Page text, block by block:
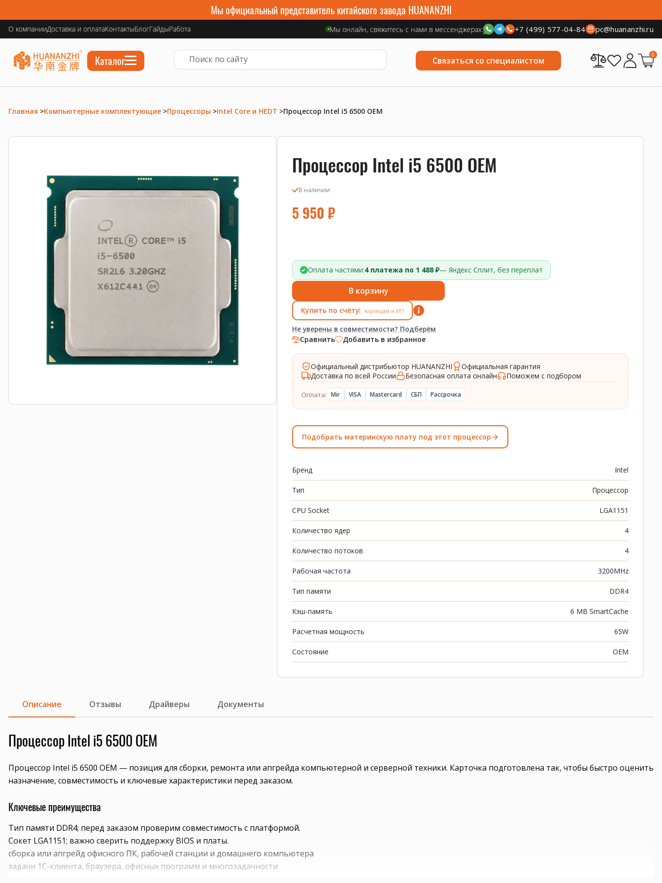
Мы официальный представитель китайского завода HUANANZHI
О компанииДоставка и оплатаКонтактыБлогГайдыРабота Мы онлайн, свяжитесь с нами в мессенджерах: +7 (499) 577-04-84 pc@huananzhi.ru
Каталог Связаться со специалистом
0
Главная >Компьютерные комплектующие >Процессоры >Intel Core и HEDT >Процессор Intel i5 6500 OEM
Процессор Intel i5 6500 OEM
В наличии
5 950₽
Оплата частями:4 платежа по 1 488 ₽— Яндекс Сплит, без переплат
В корзину
Купить по счёту юрлицам и ИП
Не уверены в совместимости? Подберём
Сравнить Добавить в избранное
Официальный дистрибьютор HUANANZHI
Официальная гарантия
Доставка по всей России
Безопасная оплата онлайн Поможем с подбором
Оплата: Mir VISA Mastercard СБП Рассрочка
Подобрать материнскую плату под этот процессор
Бренд Intel
Тип Процессор
CPU Socket LGA1151
Количество ядер 4
Количество потоков 4
Рабочая частота 3200MHz
Тип памяти DDR4
Кэш-память 6 MB SmartCache
Расчетная мощность 65W
Состояние OEM
Описание Отзывы Драйверы Документы
Процессор Intel i5 6500 OEM
Процессор Intel i5 6500 OEM — позиция для сборки, ремонта или апгрейда компьютерной и серверной техники. Карточка подготовлена так, чтобы быстро оценить
назначение, совместимость и ключевые характеристики перед заказом.
Ключевые преимущества
Тип памяти DDR4; перед заказом проверим совместимость с платформой.
Сокет LGA1151; важно сверить поддержку BIOS и платы.
сборка или апгрейд офисного ПК, рабочей станции и домашнего компьютера
задачи 1С-клиента, браузера, офисных программ и многозадачности